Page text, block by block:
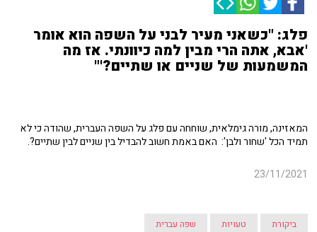
פלג: "כשאני מעיר לבני על השפה הוא אומר
'אבא, אתה הרי מבין למה כיוונתי. אז מה
המשמעות של שניים או שתיים?'"
המאזינה, מורה גימלאית, שוחחה עם פלג על השפה העברית, שהודה כי לא
תמיד הכל 'שחור ולבן': האם באמת חשוב להבדיל בין שניים לבין שתיים?.
23/11/2021
ביקורת טעויות שפה עברית